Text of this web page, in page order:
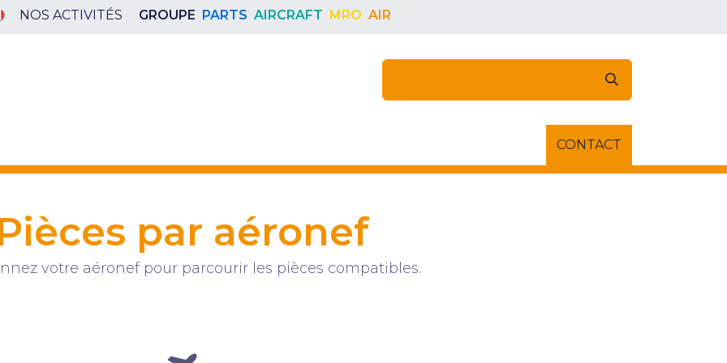
NOS ACTIVITÉS GROUPE PARTS AIRCRAFT MRO AIR
À PROPOS DE NOUS Rendez-vous
CONTACT
par aéronef
votre aéronef pour parcourir les pièces compatibles.